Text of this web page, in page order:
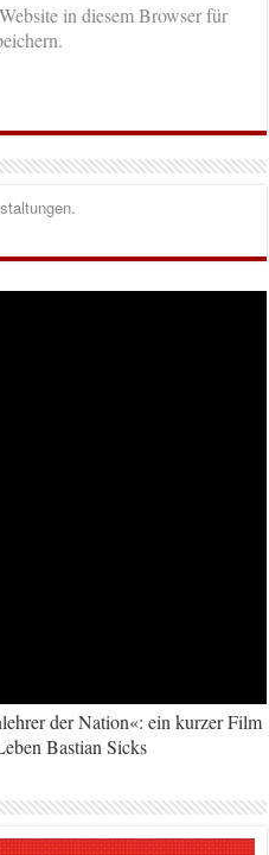
in diesem Browser für
der Nation«: ein kurzer Film
Bastian Sicks